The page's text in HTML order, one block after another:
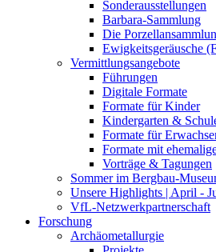
Sonderausstellungen
Barbara-Sammlung
Die
Ewigkeitsgeräusche
Vermittlungsangebote
Führungen
Digitale Formate
Formate für Kinder
Kindergarten &
Formate für
Formate mit
Vorträge & Tagungen
Sommer im Bergbau-
Unsere Highlights | April -
VfL-Netzwerkpartnerschaft
Forschung
Archäometallurgie